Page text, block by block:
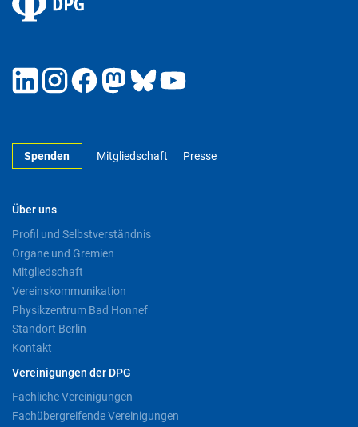
Spenden Mitgliedschaft Presse
Über uns
Profil und Selbstverständnis
Organe und Gremien
Mitgliedschaft
Vereinskommunikation
Physikzentrum Bad Honnef
Standort Berlin
Kontakt
Vereinigungen der DPG
Fachliche Vereinigungen
Fachübergreifende Vereinigungen